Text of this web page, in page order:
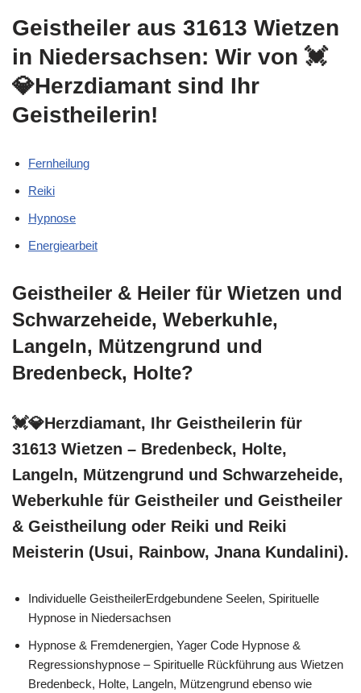
Geistheiler aus 31613 Wietzen
in Niedersachsen: Wir von 💓️
💎Herzdiamant sind Ihr
Geistheilerin!
Fernheilung
Reiki
Hypnose
Energiearbeit
Geistheiler & Heiler für Wietzen und
Schwarzeheide, Weberkuhle,
Langeln, Mützengrund und
Bredenbeck, Holte?
💓️💎Herzdiamant, Ihr Geistheilerin für
31613 Wietzen – Bredenbeck, Holte,
Langeln, Mützengrund und Schwarzeheide,
Weberkuhle für Geistheiler und Geistheiler
& Geistheilung oder Reiki und Reiki
Meisterin (Usui, Rainbow, Jnana Kundalini).
Individuelle GeistheilerErdgebundene Seelen, Spirituelle
Hypnose in Niedersachsen
Hypnose & Fremdenergien, Yager Code Hypnose &
Regressionshypnose – Spirituelle Rückführung aus Wietzen
Bredenbeck, Holte, Langeln, Mützengrund ebenso wie